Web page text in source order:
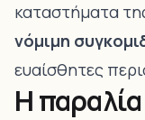
καταστήματα
νόμιμη
ευαίσθητες
Η παραλία